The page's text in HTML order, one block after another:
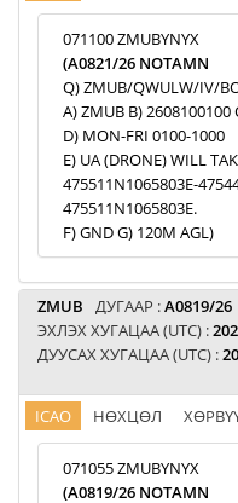
071100 ZMUBYNYX
(A0821/26 NOTAMN
Q) ZMUB/QWULW/IV/
A) ZMUB B) 2608100100
D) MON-FRI 0100-1000
E) UA (DRONE) WILL
475511N1065803E-
475511N1065803E.
F) GND G) 120M AGL)
ZMUB ДУГААР :A0819/26
ЭХЛЭХ ХУГАЦАА (UTC) :
ДУУСАХ ХУГАЦАА (UTC) :
ICAO НӨХЦӨЛ
071055 ZMUBYNYX
(A0819/26 NOTAMN